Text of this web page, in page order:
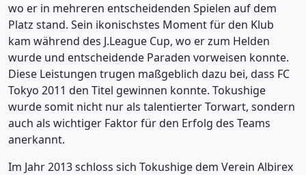
wo er in mehreren entscheidenden Spielen auf dem
Platz stand. Sein ikonischstes Moment für den Klub
kam während des J.League Cup, wo er zum Helden
wurde und entscheidende Paraden vorweisen konnte.
Diese Leistungen trugen maßgeblich dazu bei, dass FC
Tokyo 2011 den Titel gewinnen konnte. Tokushige
wurde somit nicht nur als talentierter Torwart, sondern
auch als wichtiger Faktor für den Erfolg des Teams
anerkannt.
Im Jahr 2013 schloss sich Tokushige dem Verein Albirex